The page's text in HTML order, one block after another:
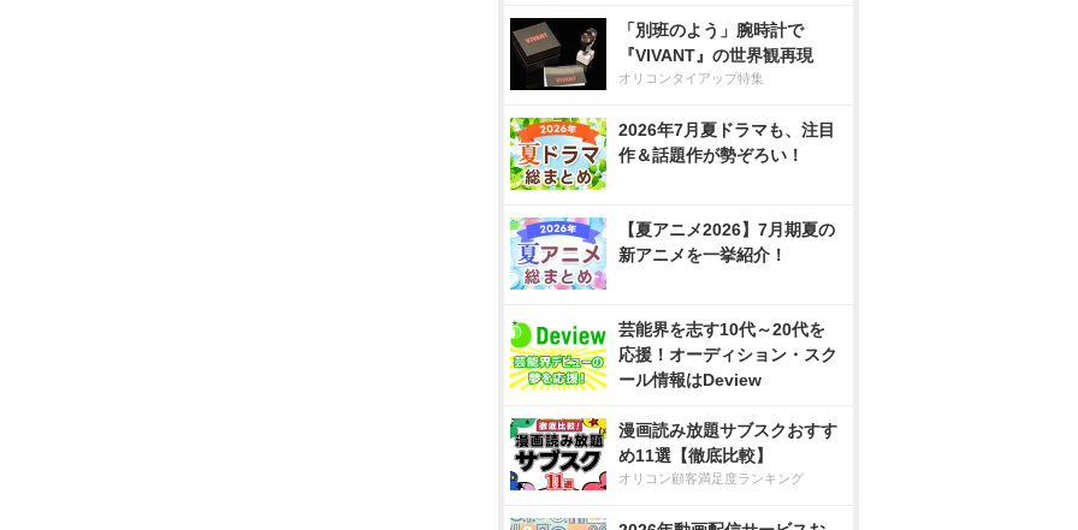
「別班のよう」腕時計で
『VIVANT』の世界観再現
オリコンタイアップ特集
2026年7月夏ドラマも、注目
作＆話題作が勢ぞろい！
【夏アニメ2026】7月期夏の
新アニメを一挙紹介！
芸能界を志す10代～20代を
応援！オーディション・スク
ール情報はDeview
漫画読み放題サブスクおすす
め11選【徹底比較】
オリコン顧客満足度ランキング